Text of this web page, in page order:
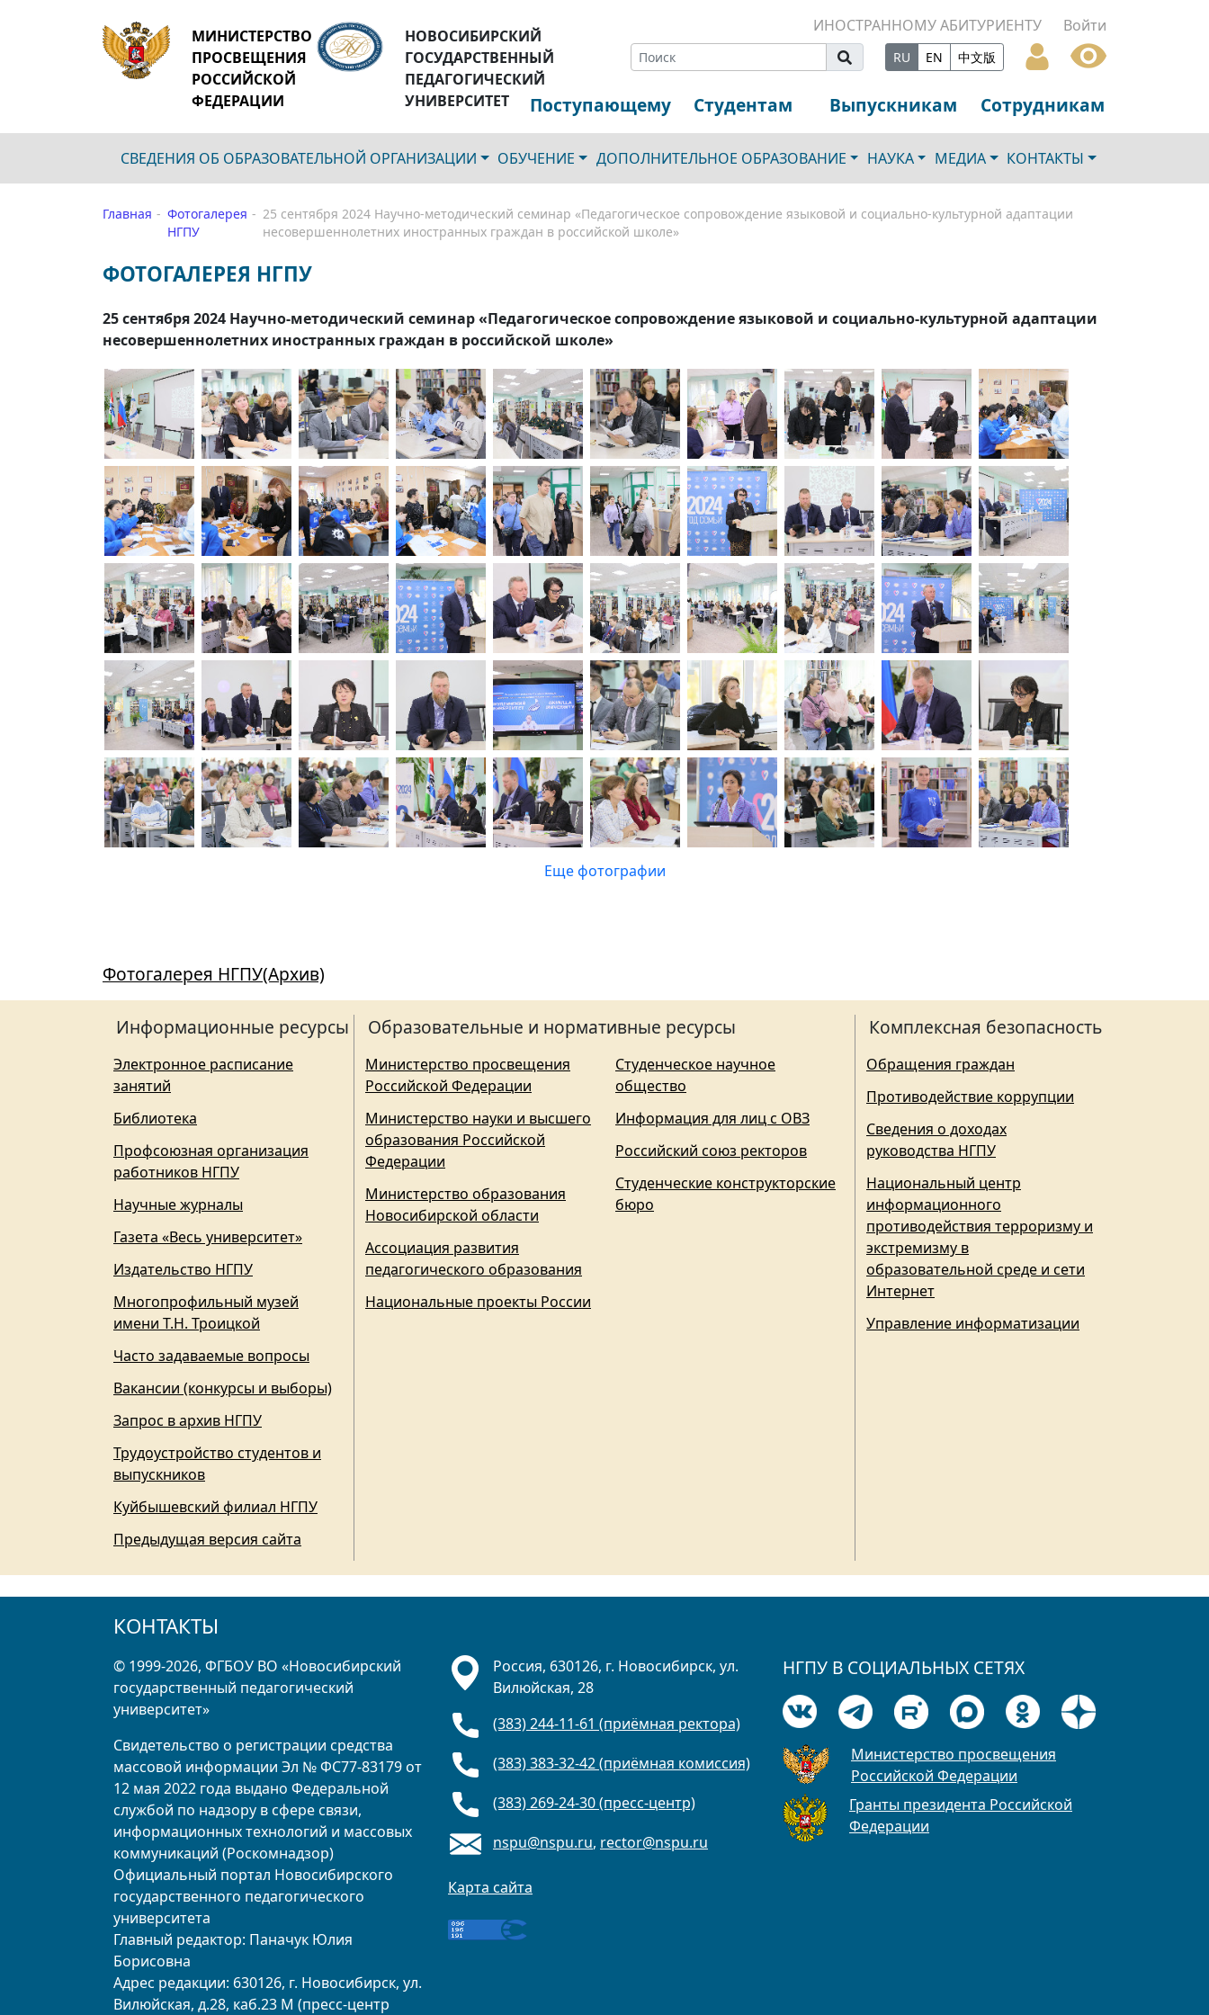
МИНИСТЕРСТВО
ПРОСВЕЩЕНИЯ
РОССИЙСКОЙ
ФЕДЕРАЦИИ
НОВОСИБИРСКИЙ
ГОСУДАРСТВЕННЫЙ
ПЕДАГОГИЧЕСКИЙ
УНИВЕРСИТЕТ
ИНОСТРАННОМУ АБИТУРИЕНТУ Войти
RU EN 中文版
Поступающему Студентам Выпускникам Сотрудникам
СВЕДЕНИЯ ОБ ОБРАЗОВАТЕЛЬНОЙ ОРГАНИЗАЦИИ ОБУЧЕНИЕ ДОПОЛНИТЕЛЬНОЕ ОБРАЗОВАНИЕ НАУКА МЕДИА КОНТАКТЫ
Главная
Фотогалерея
НГПУ
25 сентября 2024 Научно-методический семинар «Педагогическое сопровождение языковой и социально-культурной адаптации
несовершеннолетних иностранных граждан в российской школе»
ФОТОГАЛЕРЕЯ НГПУ
25 сентября 2024 Научно-методический семинар «Педагогическое сопровождение языковой и социально-культурной адаптации
несовершеннолетних иностранных граждан в российской школе»
Еще фотографии
Фотогалерея НГПУ(Архив)
Информационные ресурсы
Электронное расписание
занятий
Библиотека
Профсоюзная организация
работников НГПУ
Научные журналы
Газета «Весь университет»
Издательство НГПУ
Многопрофильный музей
имени Т.Н. Троицкой
Часто задаваемые вопросы
Вакансии (конкурсы и выборы)
Запрос в архив НГПУ
Трудоустройство студентов и
выпускников
Куйбышевский филиал НГПУ
Предыдущая версия сайта
Образовательные и нормативные ресурсы
Министерство просвещения
Российской Федерации
Министерство науки и высшего
образования Российской
Федерации
Министерство образования
Новосибирской области
Ассоциация развития
педагогического образования
Национальные проекты России
Студенческое научное
общество
Информация для лиц с ОВЗ
Российский союз ректоров
Студенческие конструкторские
бюро
Комплексная безопасность
Обращения граждан
Противодействие коррупции
Сведения о доходах
руководства НГПУ
Национальный центр
информационного
противодействия терроризму и
экстремизму в
образовательной среде и сети
Интернет
Управление информатизации
КОНТАКТЫ
© 1999-2026, ФГБОУ ВО «Новосибирский
государственный педагогический
университет»
Свидетельство о регистрации средства
массовой информации Эл № ФС77-83179 от
12 мая 2022 года выдано Федеральной
службой по надзору в сфере связи,
информационных технологий и массовых
коммуникаций (Роскомнадзор)
Официальный портал Новосибирского
государственного педагогического
университета
Главный редактор: Паначук Юлия
Борисовна
Адрес редакции: 630126, г. Новосибирск, ул.
Вилюйская, д.28, каб.23 М (пресс-центр
Россия, 630126, г. Новосибирск, ул.
Вилюйская, 28
(383) 244-11-61 (приёмная ректора)
(383) 383-32-42 (приёмная комиссия)
(383) 269-24-30 (пресс-центр)
nspu@nspu.ru, rector@nspu.ru
Карта сайта
НГПУ В СОЦИАЛЬНЫХ СЕТЯХ
Министерство просвещения
Российской Федерации
Гранты президента Российской
Федерации